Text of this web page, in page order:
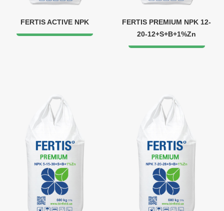
FERTIS ACTIVE NPK
FERTIS PREMIUM NPK 12-
20-12+S+B+1%Zn